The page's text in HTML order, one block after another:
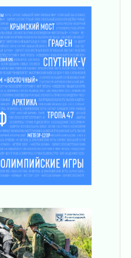
на два
пространства
сможет
региона
пока не